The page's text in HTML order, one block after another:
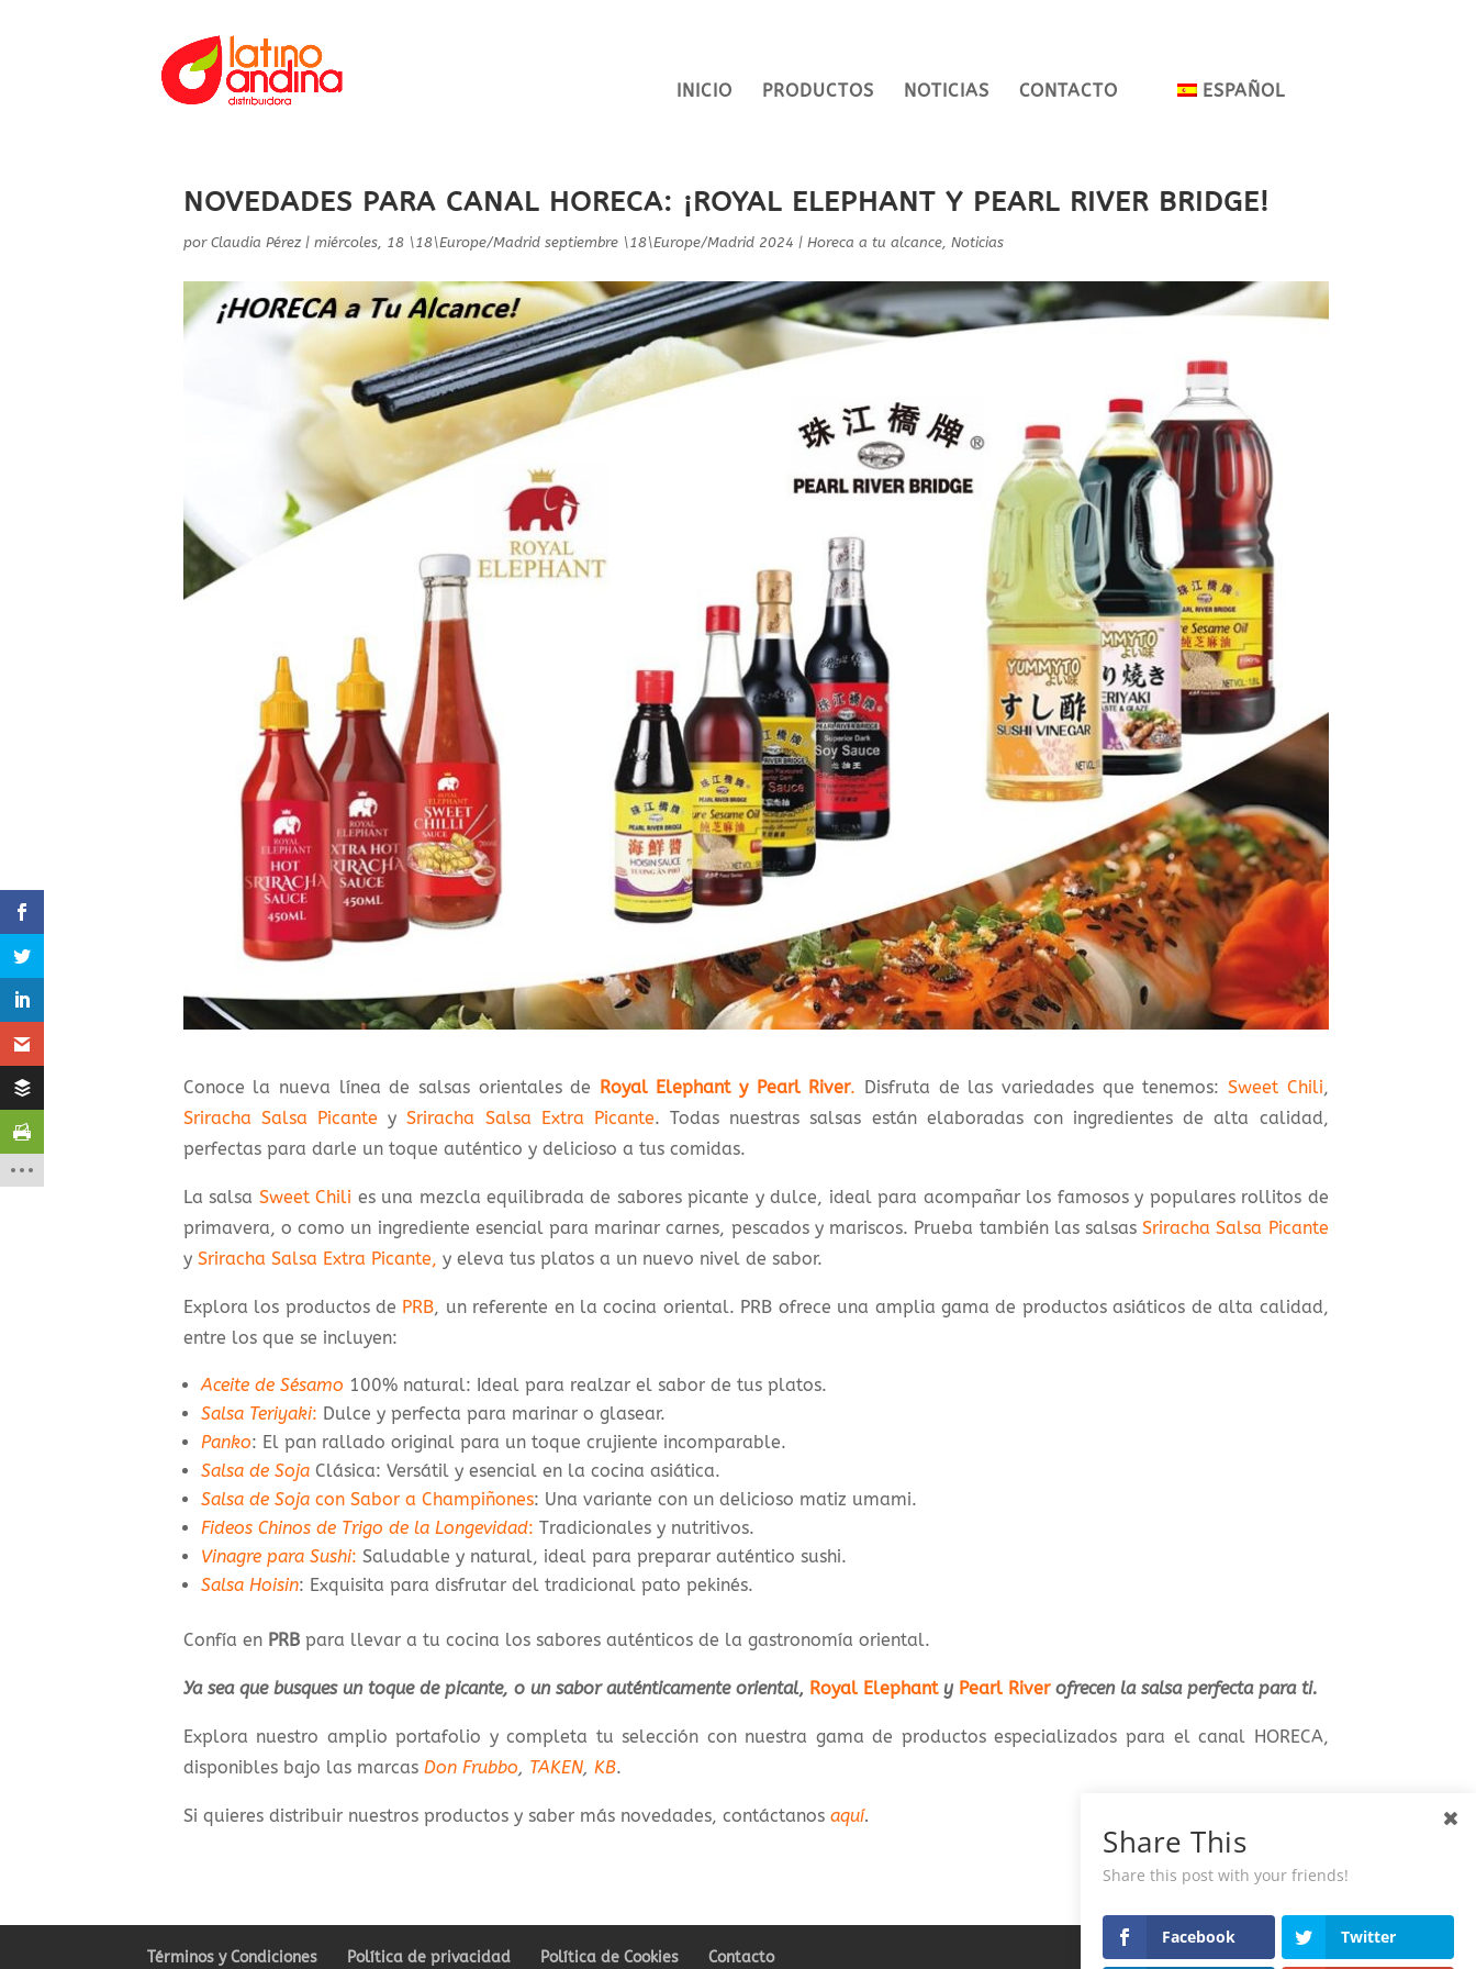
INICIO PRODUCTOS NOTICIAS CONTACTO ESPAÑOL
NOVEDADES PARA CANAL HORECA: ¡ROYAL ELEPHANT Y PEARL RIVER BRIDGE!
por Claudia Pérez| miércoles, 18 \18\Europe/Madrid septiembre \18\Europe/Madrid 2024 | Horeca a tu alcance, Noticias
Conoce la nueva línea de salsas orientales de Royal Elephant y Pearl River. Disfruta de las variedades que tenemos: Sweet Chili,
Sriracha Salsa Picante ySriracha Salsa Extra Picante. Todas nuestras salsas están elaboradas con ingredientes de alta calidad,
perfectas para darle un toque auténtico y delicioso a tus comidas.
La salsa Sweet Chili es una mezcla equilibrada de sabores picante y dulce, ideal para acompañar los famosos y populares rollitos de
primavera, o como un ingrediente esencial para marinar carnes, pescados y mariscos. Prueba también las salsasSriracha Salsa Picante
y Sriracha Salsa Extra Picante, y eleva tus platos a un nuevo nivel de sabor.
Explora los productos de PRB, un referente en la cocina oriental. PRB ofrece una amplia gama de productos asiáticos de alta calidad,
entre los que se incluyen:
Aceite de Sésamo 100% natural: Ideal para realzar el sabor de tus platos.
Salsa Teriyaki: Dulce y perfecta para marinar o glasear.
Panko: El pan rallado original para un toque crujiente incomparable.
Salsa de Soja Clásica: Versátil y esencial en la cocina asiática.
Salsa de Sojacon Sabor a Champiñones: Una variante con un delicioso matiz umami.
Fideos Chinos de Trigo de la Longevidad: Tradicionales y nutritivos.
Vinagre para Sushi: Saludable y natural, ideal para preparar auténtico sushi.
Salsa Hoisin: Exquisita para disfrutar del tradicional pato pekinés.
Confía enPRBpara llevar a tu cocina los sabores auténticos de la gastronomía oriental.
Ya sea que busques un toque de picante, o un sabor auténticamente oriental, Royal Elephanty Pearl Riverofrecen la salsa perfecta para ti.
Explora nuestro amplio portafolio y completa tu selección con nuestra gama de productos especializados para el canal HORECA,
disponibles bajo las marcas Don Frubbo, TAKEN, KB.
Si quieres distribuir nuestros productos y saber más novedades, contáctanos aquí.
Términos y Condiciones Política de privacidad Política de Cookies Contacto
Share This
Share this post with your friends!
Facebook Twitter